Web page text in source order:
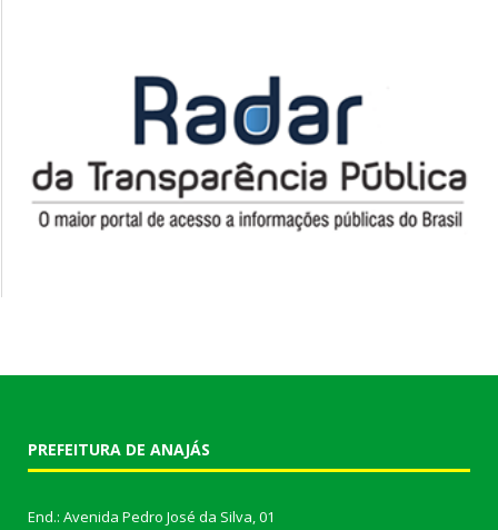
PREFEITURA DE ANAJÁS
End.: Avenida Pedro José da Silva, 01